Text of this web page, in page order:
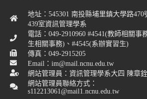
地址：545301 南投縣埔里鎮大學路470
439室資訊管理學系
電話：049-2910960 #4541(教師相關事
生相關事務)、#4545(系辦實習生)
傳真：049-2915205
Email：im@mail.ncnu.edu.tw
網站管理員：資訊管理學系大四 陳章銓
網站管理員聯絡方式：
s112213061@mail1.ncnu.edu.tw